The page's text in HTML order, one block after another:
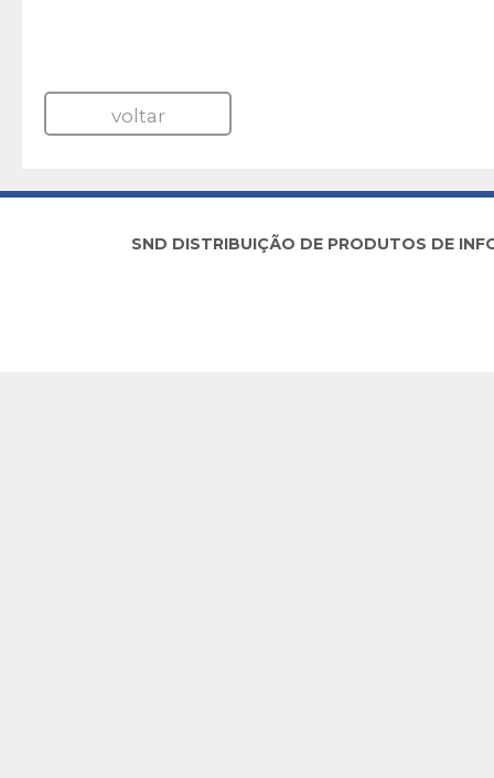
voltar
SND DISTRIBUIÇÃO DE PRODUTOS DE